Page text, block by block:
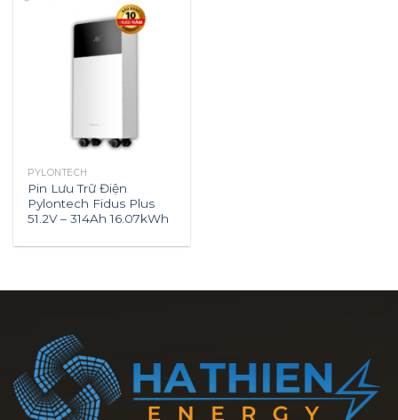
PYLONTECH
Pin Lưu Trữ Điện
Pylontech Fidus Plus
51.2V – 314Ah 16.07kWh